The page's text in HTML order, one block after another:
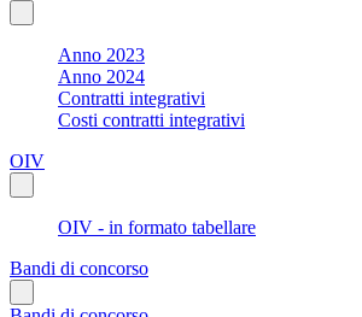
Anno 2023
Anno 2024
Contratti integrativi
Costi contratti integrativi
OIV
OIV - in formato tabellare
Bandi di concorso